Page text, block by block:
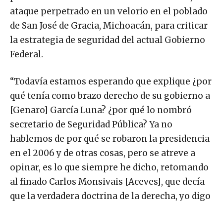
ataque perpetrado en un velorio en el poblado
de San José de Gracia, Michoacán, para criticar
la estrategia de seguridad del actual Gobierno
Federal.
“Todavía estamos esperando que explique ¿por
qué tenía como brazo derecho de su gobierno a
[Genaro] García Luna? ¿por qué lo nombró
secretario de Seguridad Pública? Ya no
hablemos de por qué se robaron la presidencia
en el 2006 y de otras cosas, pero se atreve a
opinar, es lo que siempre he dicho, retomando
al finado Carlos Monsivais [Aceves], que decía
que la verdadera doctrina de la derecha, yo digo